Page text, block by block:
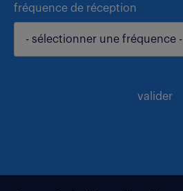
fréquence de réception
- sélectionner une fréquence -
valider